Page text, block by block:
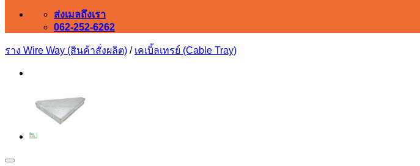
ส่งเมลถึงเรา
062-252-6262
ราง Wire Way (สินค้าสั่งผลิต) / เคเบิ้ลเทรย์ (Cable Tray)